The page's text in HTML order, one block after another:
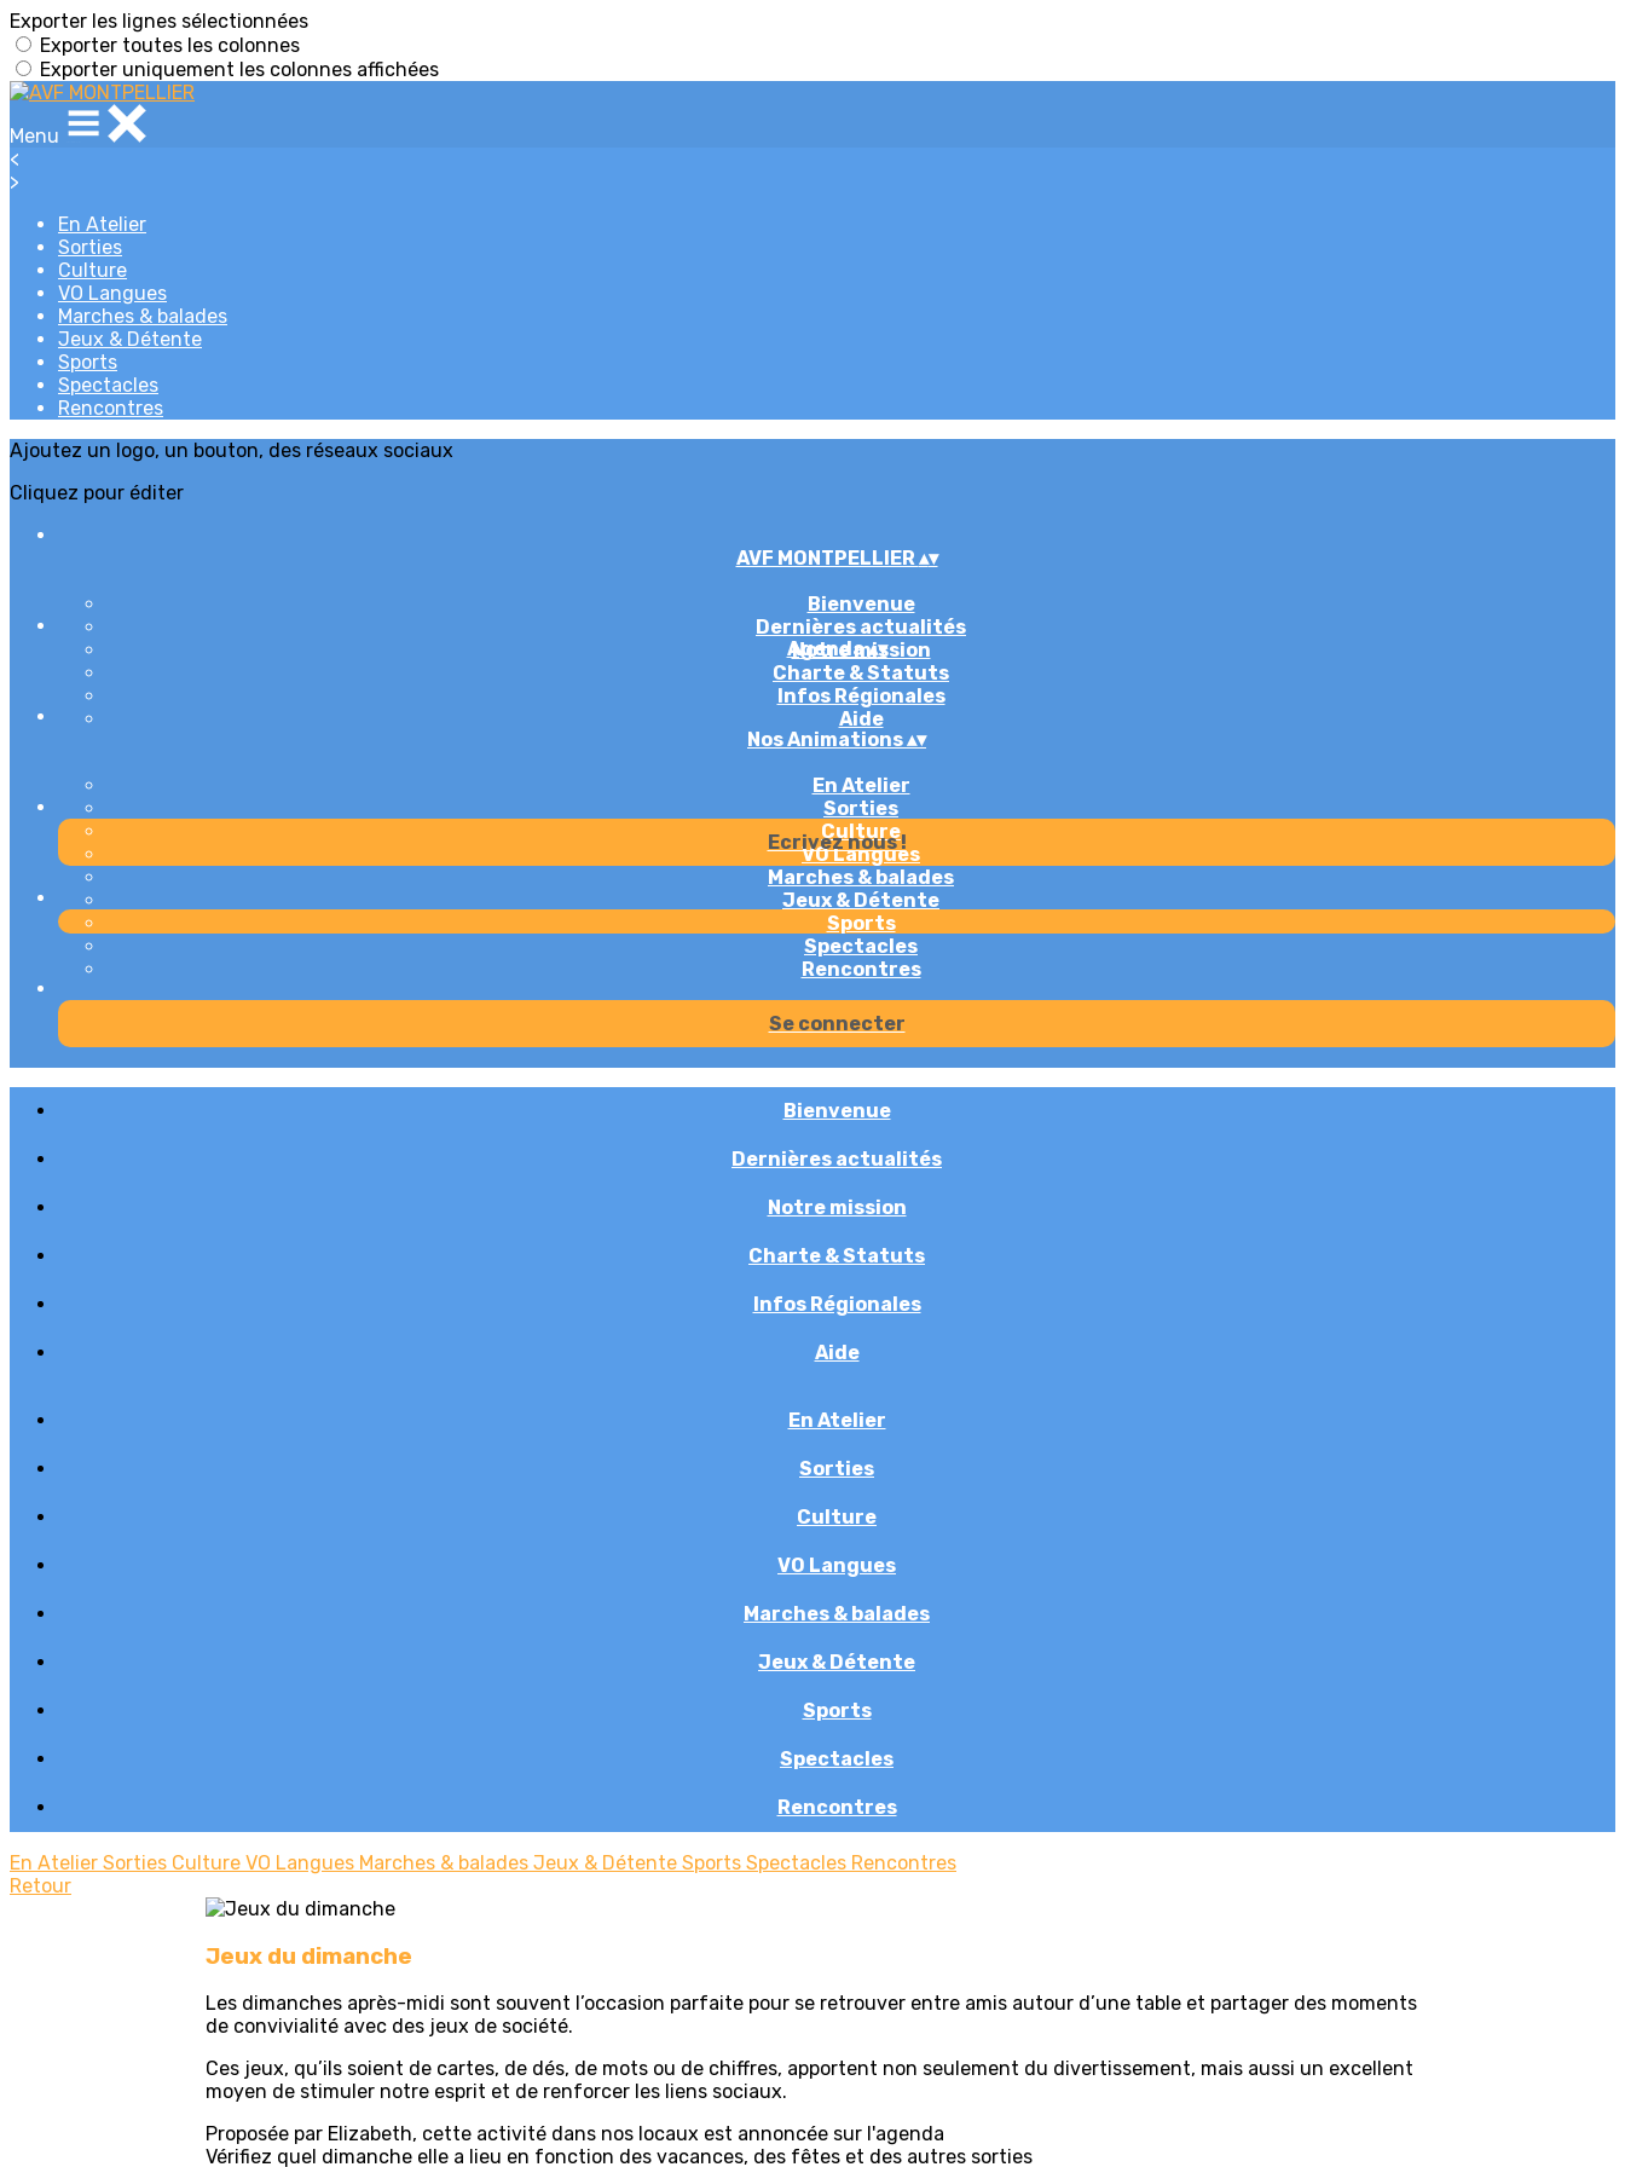
Exporter les lignes sélectionnées
Exporter toutes les colonnes
Exporter uniquement les colonnes affichées
Menu
<
>
En Atelier
Sorties
Culture
VO Langues
Marches & balades
Jeux & Détente
Sports
Spectacles
Rencontres
Ajoutez un logo, un bouton, des réseaux sociaux
Cliquez pour éditer
AVF MONTPELLIER▴▾
Bienvenue
Dernières actualités
Notre mission
Charte & Statuts
Infos Régionales
Aide
Agenda▴▾
Nos Animations▴▾
En Atelier
Sorties
Culture
VO Langues
Marches & balades
Jeux & Détente
Sports
Spectacles
Rencontres
Ecrivez nous !
Se connecter
Bienvenue
Dernières actualités
Notre mission
Charte & Statuts
Infos Régionales
Aide
En Atelier
Sorties
Culture
VO Langues
Marches & balades
Jeux & Détente
Sports
Spectacles
Rencontres
En Atelier Sorties Culture VO Langues Marches & balades Jeux & Détente Sports Spectacles Rencontres
Retour
Jeux du dimanche
Les dimanches après-midi sont souvent l’occasion parfaite pour se retrouver entre amis autour d’une table et partager des moments
de convivialité avec des jeux de société.
Ces jeux, qu’ils soient de cartes, de dés, de mots ou de chiffres, apportent non seulement du divertissement, mais aussi un excellent
moyen de stimuler notre esprit et de renforcer les liens sociaux.
Proposée par Elizabeth, cette activité dans nos locaux est annoncée sur l'agenda
Vérifiez quel dimanche elle a lieu en fonction des vacances, des fêtes et des autres sorties